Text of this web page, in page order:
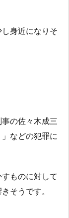
身近になりそ
の佐々木成三
などの犯罪に
ものに対して
そうです。